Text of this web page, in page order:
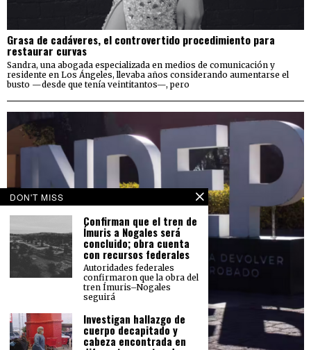
Grasa de cadáveres, el controvertido procedimiento para
restaurar curvas
Sandra, una abogada especializada en medios de comunicación y
residente en Los Ángeles, llevaba años considerando aumentarse el
busto —desde que tenía veintitantos—, pero
DON'T MISS
Confirman que el tren de
Ímuris a Nogales será
concluido; obra cuenta
con recursos federales
Autoridades federales
confirmaron que la obra del
tren Ímuris–Nogales
seguirá
Investigan hallazgo de
cuerpo decapitado y
cabeza encontrada en